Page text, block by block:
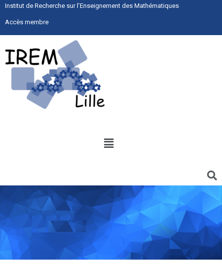
Institut de Recherche sur l’Enseignement des Mathématiques
Accès membre